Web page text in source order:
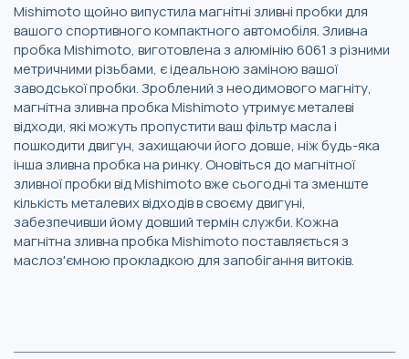
Mishimoto щойно випустила магнітні зливні пробки для
вашого спортивного компактного автомобіля. Зливна
пробка Mishimoto, виготовлена з алюмінію 6061 з різними
метричними різьбами, є ідеальною заміною вашої
заводської пробки. Зроблений з неодимового магніту,
магнітна зливна пробка Mishimoto утримує металеві
відходи, які можуть пропустити ваш фільтр масла і
пошкодити двигун, захищаючи його довше, ніж будь-яка
інша зливна пробка на ринку. Оновіться до магнітної
зливної пробки від Mishimoto вже сьогодні та зменште
кількість металевих відходів в своєму двигуні,
забезпечивши йому довший термін служби. Кожна
магнітна зливна пробка Mishimoto поставляється з
маслоз'ємною прокладкою для запобігання витоків.